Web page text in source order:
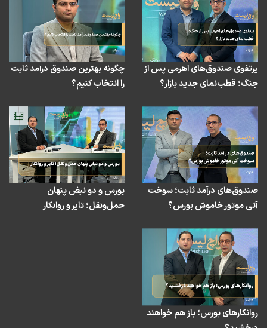
پرتفوی صندوق‌های اهرمی پس از
جنگ؛ قطب‌نمای جدید بازار؟
چگونه بهترین صندوق درآمد ثابت
را انتخاب کنیم؟
صندوق‌های درآمد ثابت؛ سوخت
آتی موتور خاموش بورس؟
بورس و دو نبض پنهان
حمل‌ونقل؛ تایر و روانکار
روانکارهای بورس؛ باز هم خواهند